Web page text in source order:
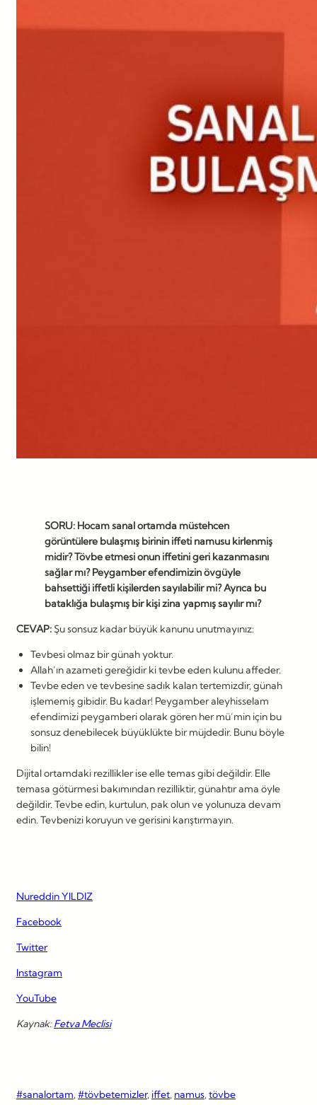
SORU: Hocam sanal ortamda müstehcen
görüntülere bulaşmış birinin iffeti namusu kirlenmiş
midir? Tövbe etmesi onun iffetini geri kazanmasını
sağlar mı? Peygamber efendimizin övgüyle
bahsettiği iffetli kişilerden sayılabilir mi? Ayrıca bu
bataklığa bulaşmış bir kişi zina yapmış sayılır mı?
CEVAP:Şu sonsuz kadar büyük kanunu unutmayınız:
Tevbesi olmaz bir günah yoktur.
Allah’ın azameti gereğidir ki tevbe eden kulunu affeder.
Tevbe eden ve tevbesine sadık kalan tertemizdir, günah
işlememiş gibidir. Bu kadar! Peygamber aleyhisselam
efendimizi peygamberi olarak gören her mü’min için bu
sonsuz denebilecek büyüklükte bir müjdedir. Bunu böyle
bilin!
Dijital ortamdaki rezillikler ise elle temas gibi değildir. Elle
temasa götürmesi bakımından rezilliktir, günahtır ama öyle
değildir. Tevbe edin, kurtulun, pak olun ve yolunuza devam
edin. Tevbenizi koruyun ve gerisini karıştırmayın.
Nureddin YILDIZ
Facebook
Twitter
Instagram
YouTube
Kaynak:Fetva Meclisi
#sanalortam, #tövbetemizler, iffet, namus, tövbe